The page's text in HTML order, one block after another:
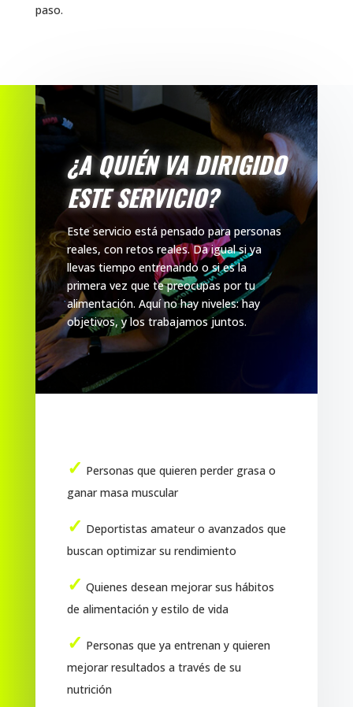
paso.
¿A QUIÉN VA DIRIGIDO
ESTE SERVICIO?
Este servicio está pensado para personas
reales, con retos reales. Da igual si ya
llevas tiempo entrenando o si es la
primera vez que te preocupas por tu
alimentación. Aquí no hay niveles: hay
objetivos, y los trabajamos juntos.
✓ Personas que quieren perder grasa o
ganar masa muscular
✓ Deportistas amateur o avanzados que
buscan optimizar su rendimiento
✓ Quienes desean mejorar sus hábitos
de alimentación y estilo de vida
✓ Personas que ya entrenan y quieren
mejorar resultados a través de su
nutrición